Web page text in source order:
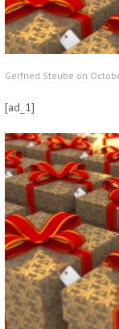
Gerfried Steube on
[ad_1]